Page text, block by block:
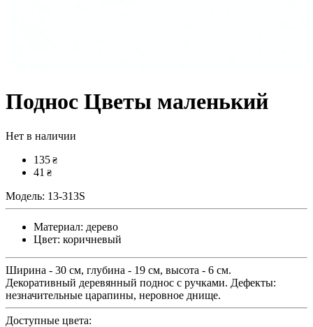
Поднос Цветы маленький
Нет в наличии
135 ₴
41 ₴
Модель: 13-313S
Материал: дерево
Цвет: коричневый
Ширина - 30 см, глубина - 19 см, высота - 6 см.
Декоративный деревянный поднос с ручками. Дефекты:
незначительные царапины, неровное днище.
Доступные цвета: